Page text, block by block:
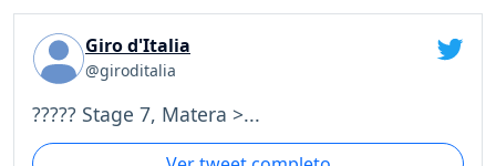
Giro d'Italia
@giroditalia
????? Stage 7, Matera >...